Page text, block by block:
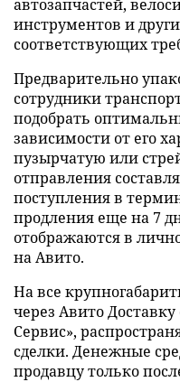
автозапчастей,
инструментов и
соответствующих
Предварительно
сотрудники
подобрать
зависимости от его
пузырчатую или
отправления
поступления в
продления еще на 7
отображаются в
на Авито.
На все
через Авито
Сервис»,
сделки. Денежные
продавцу только